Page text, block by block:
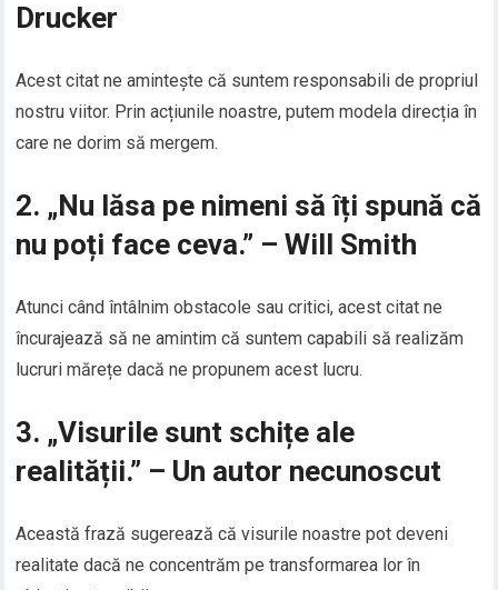
Drucker
Acest citat ne amintește că suntem responsabili de propriul
nostru viitor. Prin acțiunile noastre, putem modela direcția în
care ne dorim să mergem.
2. „Nu lăsa pe nimeni să îți spună că
nu poți face ceva.” – Will Smith
Atunci când întâlnim obstacole sau critici, acest citat ne
încurajează să ne amintim că suntem capabili să realizăm
lucruri mărețe dacă ne propunem acest lucru.
3. „Visurile sunt schițe ale
realității.” – Un autor necunoscut
Această frază sugerează că visurile noastre pot deveni
realitate dacă ne concentrăm pe transformarea lor în